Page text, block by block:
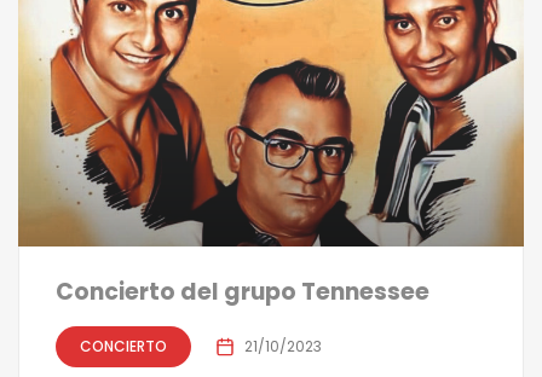
Concierto del grupo Tennessee
CONCIERTO 21/10/2023